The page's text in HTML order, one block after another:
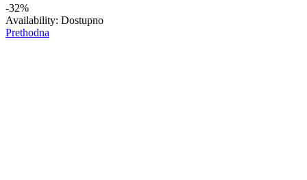
-32%
Availability: Dostupno
Prethodna